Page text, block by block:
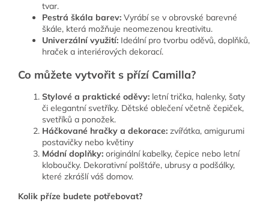
tvar.
Pestrá škála barev: Vyrábí se v obrovské barevné
škále, která možňuje neomezenou kreativitu.
Univerzální využití: Ideální pro tvorbu oděvů, doplňků,
hraček a interiérových dekorací.
Co můžete vytvořit s přízí Camilla?
Stylové a praktické oděvy: letní trička, halenky, šaty
či elegantní svetříky. Dětské oblečení včetně čepiček,
svetříků a ponožek.
Háčkované hračky a dekorace: zvířátka, amigurumi
postavičky nebo květiny
Módní doplňky: originální kabelky, čepice nebo letní
kloboučky. Dekorativní polštáře, ubrusy a podšálky,
které zkrášlí váš domov.
Kolik příze budete potřebovat?